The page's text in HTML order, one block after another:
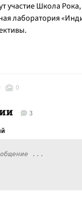
участие Школа
лаборатория
0
3